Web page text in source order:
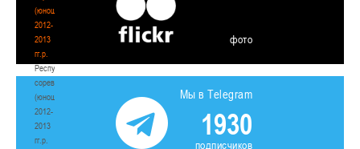
(юноши)
2012-
2013
гг.р.
Республиканские
соревнования
(юноши)
2012-
2013
гг.р.
фото
Мы в Telegram
1930
подписчиков